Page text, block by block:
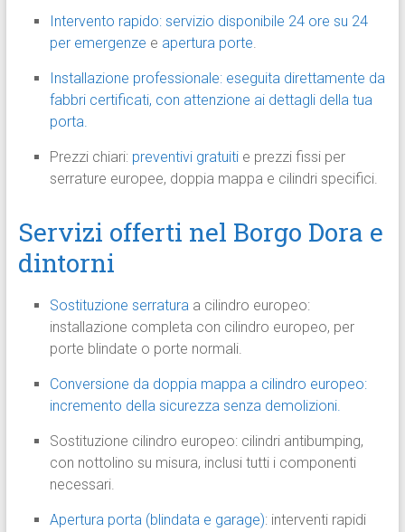
Intervento rapido: servizio disponibile 24 ore su 24
per emergenze e apertura porte.
Installazione professionale: eseguita direttamente da
fabbri certificati, con attenzione ai dettagli della tua
porta.
Prezzi chiari: preventivi gratuitie prezzi fissi per
serrature europee, doppia mappa e cilindri specifici.
Servizi offerti nel Borgo Dora e
dintorni
Sostituzione serraturaa cilindro europeo:
installazione completa con cilindro europeo, per
porte blindate o porte normali.
Conversione da doppia mappa a cilindro europeo:
incremento della sicurezza senza demolizioni.
Sostituzione cilindro europeo: cilindri antibumping,
con nottolino su misura, inclusi tutti i componenti
necessari.
Apertura porta (blindata e garage): interventi rapidi